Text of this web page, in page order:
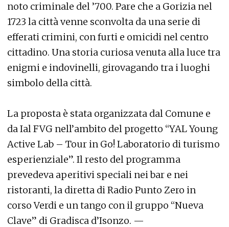
noto criminale del ’700. Pare che a Gorizia nel
1723 la città venne sconvolta da una serie di
efferati crimini, con furti e omicidi nel centro
cittadino. Una storia curiosa venuta alla luce tra
enigmi e indovinelli, girovagando tra i luoghi
simbolo della città.
La proposta è stata organizzata dal Comune e
da Ial FVG nell’ambito del progetto “YAL Young
Active Lab – Tour in Go! Laboratorio di turismo
esperienziale”. Il resto del programma
prevedeva aperitivi speciali nei bar e nei
ristoranti, la diretta di Radio Punto Zero in
corso Verdi e un tango con il gruppo “Nueva
Clave” di Gradisca d’Isonzo. —